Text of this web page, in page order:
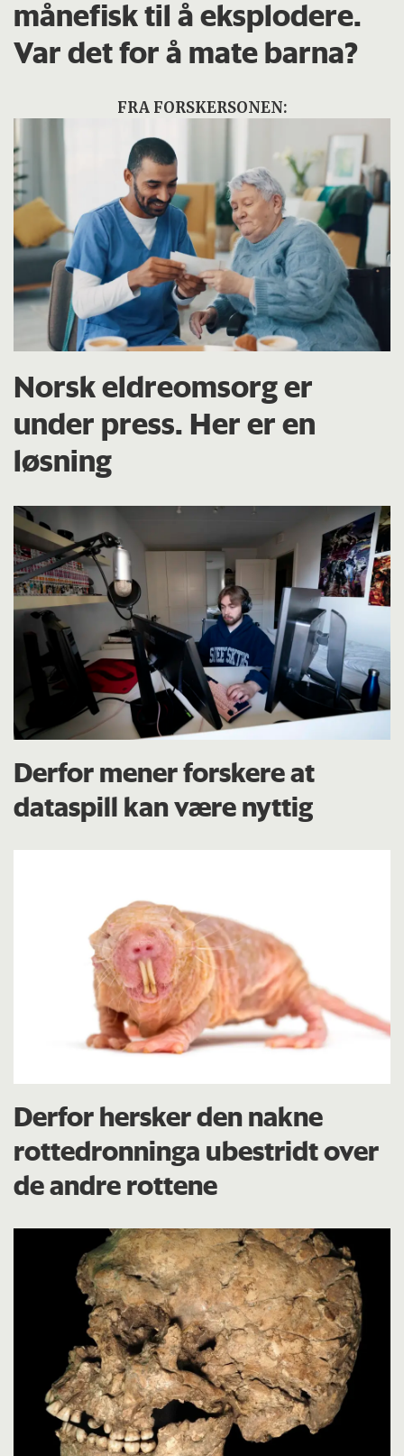
månefisk til å eksplodere.
Var det for å mate barna?
FRA FORSKERSONEN:
Norsk eldreomsorg er
under press. Her er en
løsning
Derfor mener forskere at
dataspill kan være nyttig
Derfor hersker den nakne
rottedronninga ubestridt over
de andre rottene